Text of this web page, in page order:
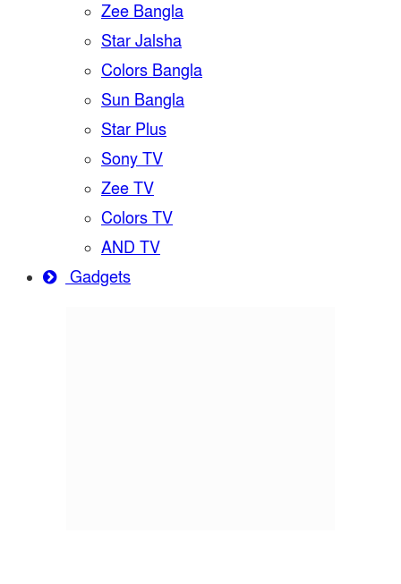
Zee Bangla
Star Jalsha
Colors Bangla
Sun Bangla
Star Plus
Sony TV
Zee TV
Colors TV
AND TV
Gadgets